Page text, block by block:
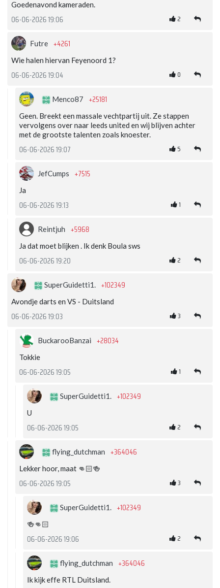
Goedenavond kameraden.
06-06-2026 19:06 2
Futre +4261
Wie halen hiervan Feyenoord 1?
06-06-2026 19:04 0
Menco87 +25181
Geen. Breekt een massale vechtpartij uit. Ze stappen
vervolgens over naar leeds united en wij blijven achter
met de grootste talenten zoals knoester.
06-06-2026 19:07 5
JefCumps +7515
Ja
06-06-2026 19:13 1
Reintjuh +5968
Ja dat moet blijken . Ik denk Boula sws
06-06-2026 19:20 2
SuperGuidetti1. +102349
Avondje darts en VS - Duitsland
06-06-2026 19:03 3
BuckarooBanzai +28034
Tokkie
06-06-2026 19:05 1
SuperGuidetti1. +102349
U
06-06-2026 19:05 2
flying_dutchman +364046
Lekker hoor, maat 👊🏻🍻
06-06-2026 19:05 3
SuperGuidetti1. +102349
🍻👊🏻
06-06-2026 19:06 2
flying_dutchman +364046
Ik kijk effe RTL Duitsland.